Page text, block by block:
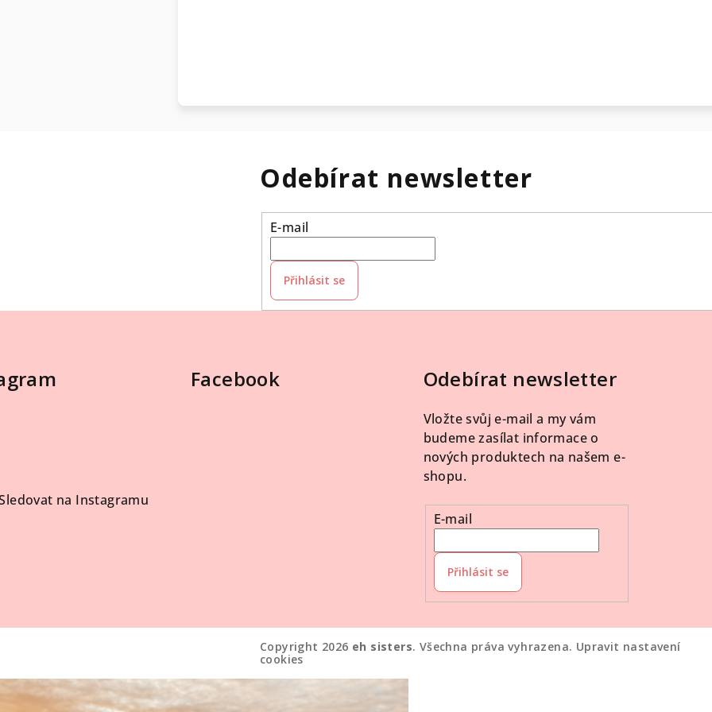
Odebírat newsletter
E-mail
Přihlásit se
na Instagramu
Facebook Odebírat newsletter
Vložte svůj e-mail a my vám
budeme zasílat informace o
nových produktech na našem e-
shopu.
E-mail
Přihlásit se
Copyright 2026 eh sisters. Všechna práva vyhrazena. Upravit nastavení
cookies